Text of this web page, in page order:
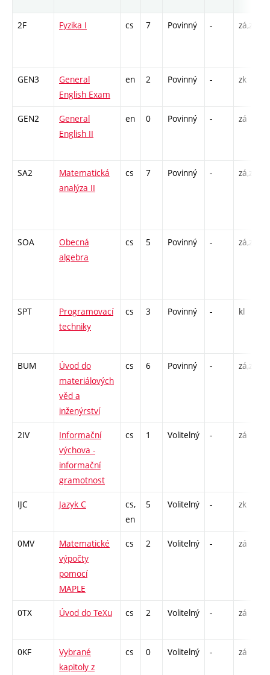
2F Fyzika I cs 7 Povinný - zá,zk
GEN3
General
English Exam
en 2 Povinný - zk
GEN2
General
English II
en 0 Povinný - zá
SA2
Matematická
analýza II
cs 7 Povinný - zá,zk
SOA
Obecná
algebra
cs 5 Povinný - zá,zk
SPT
Programovací
techniky
cs 3 Povinný - kl
BUM
Úvod do
materiálových
věd a
inženýrství
cs 6 Povinný - zá,zk
2IV
Informační
výchova -
informační
gramotnost
cs 1 Volitelný - zá
IJC Jazyk C
cs,
en
5 Volitelný - zk
0MV
Matematické
výpočty
pomocí
MAPLE
cs 2 Volitelný - zá
0TX Úvod do TeXu cs 2 Volitelný - zá
0KF
Vybrané
kapitoly z
cs 0 Volitelný - zá